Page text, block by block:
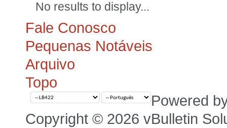
No results to display...
Fale Conosco
Pequenas Notáveis
Arquivo
Topo
Powered
Copyright © 2026 vBulletin